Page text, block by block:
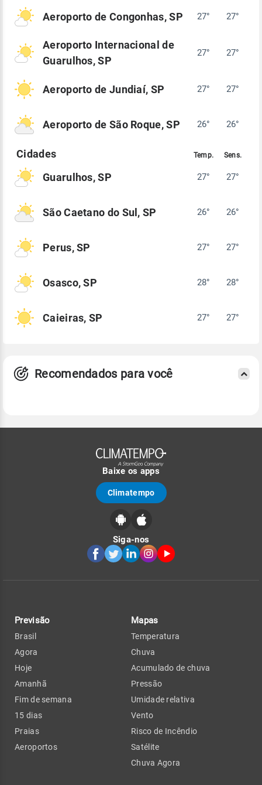
Aeroporto de Congonhas, SP 27° 27°
Aeroporto Internacional de
Guarulhos, SP
27° 27°
Aeroporto de Jundiaí, SP 27° 27°
Aeroporto de São Roque, SP 26° 26°
Guarulhos, SP 27° 27°
São Caetano do Sul, SP 26° 26°
Perus, SP 27° 27°
Osasco, SP 28° 28°
Caieiras, SP 27° 27°
Recomendados para você
Baixe os apps
Climatempo
Siga-nos
Previsão
Brasil
Agora
Hoje
Amanhã
Fim de semana
15 dias
Praias
Aeroportos
Mapas
Temperatura
Chuva
Acumulado de chuva
Pressão
Umidade relativa
Vento
Risco de Incêndio
Satélite
Chuva Agora